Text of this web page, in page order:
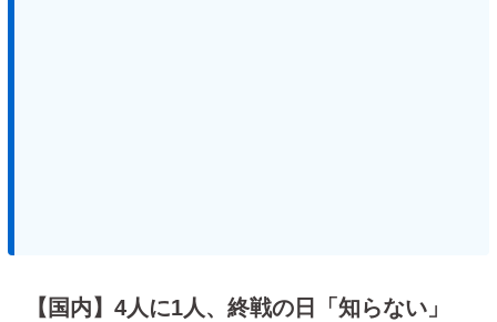
【国内】4人に1人、終戦の日「知らない」